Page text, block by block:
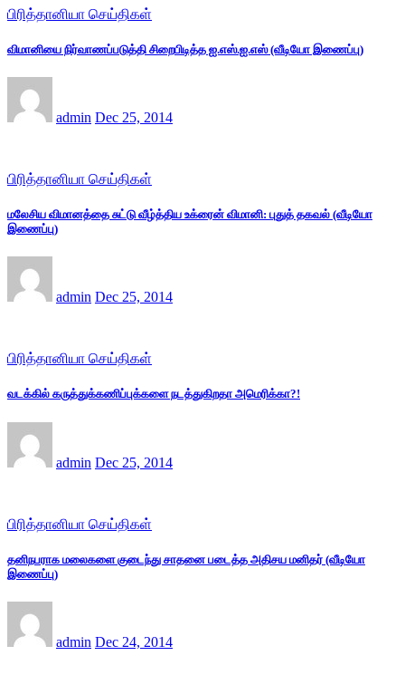
பிரித்தானியா செய்திகள்
விமானியை நிர்வாணப்படுத்தி சிறைபிடித்த ஐ.எஸ்.ஐ.எஸ் (வீடியோ இணைப்பு)
admin Dec 25, 2014
பிரித்தானியா செய்திகள்
மலேசிய விமானத்தை சுட்டு வீழ்த்திய உக்ரைன் விமானி: புதுத் தகவல் (வீடியோ
இணைப்பு)
admin Dec 25, 2014
பிரித்தானியா செய்திகள்
வடக்கில் கருத்துக்கணிப்புக்களை நடத்துகிறதா அமெரிக்கா?!
admin Dec 25, 2014
பிரித்தானியா செய்திகள்
தனிநபராக மலைகளை குடைந்து சாதனை படைத்த அதிசய மனிதர் (வீடியோ
இணைப்பு)
admin Dec 24, 2014